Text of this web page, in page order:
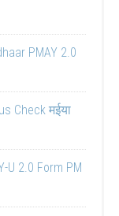
PMAY 2.0
Check मईया
U 2.0 Form PM